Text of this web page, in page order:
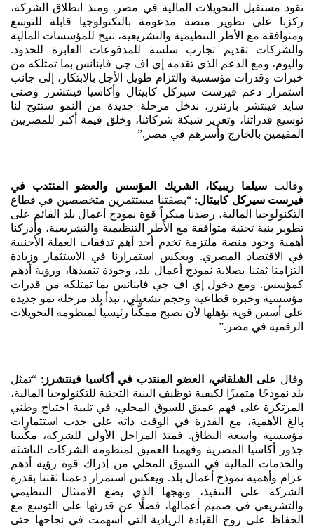
تقود مستقبل التحويلات المالية في مصر. ومنذ انطلاق الشركة،
ركزنا على تطوير منصة مدعومة بالتكنولوجيا قابلة للتوسع
ومتوافقة مع الأطر التنظيمية والتشريعية، تتيح للمؤسسات المالية
والشركات تقديم تجارب سلسة للمدفوعات العابرة للحدود.
واليوم، ومع الدعم الذي تقدمه إي اف چي فاينانس بما تمتلكه من
خبرات وقدرات مؤسسية والتزام طويل الأجل بالابتكار، إلى جانب
استمرار دعم فيرست سيركل كابيتال وأكاسيا فينتشرز وصني
سايد فينتشر بارتنرز، ندخل مرحلة جديدة من النمو ستتيح لنا
توسيع قدراتنا، وتعزيز شبكة شركائنا، وخلق قيمة أكبر للمصريين
المقيمين بالخارج وأسرهم في مصر.”
وقالتسيلما ريبيكا، الشريك المؤسس والعضو المنتدب في
فيرست سيركل كابيتال: “بصفتنا مستثمرين متخصصين في قطاع
التكنولوجيا المالية، رصدنا مبكراً قوة نموذج أعمال بلد القائم على
تطوير بنية تحتية متوافقة مع الأطر التنظيمية والتشريعية، وأدركنا
أهمية وجود منصة ملتزمة تخدم أحد أهم تدفقات العملة الأجنبية
في الاقتصاد المصري. ويعكس استمرارنا في الاستثمار وزيادة
التزامنا ثقتنا بصلابة نموذج أعمال بلد، وجودة تنفيذها، ورؤية أدهم
كمؤسس. ومع دخول إي اف چي فاينانس بما تمتلكه من قدرات
مؤسسية وخبرة قطاعية وحجم تشغيلي، تبدأ بلد مرحلة نمو جديدة
على أسس قوية تؤهلها لأن تصبح ممكّناً رئيسياً لمنظومة التحويلات
الرقمية في مصر.”
وقال على الشلقاني، العضو المنتدب في أكاسيا فينتشرز : “تمثل
بلد نموذجًا متميزًا لكيفية توظيف البنية التحتية للتكنولوجيا المالية،
المرتكزة على فهم عميق للسوق المحلي، في تلبية احتياج وطني
بالغ الأهمية، مع القدرة في الوقت ذاته على جذب استثمارات
مؤسسية واسعة النطاق. فمنذ المراحل الأولى للشركة، مكّنتنا
جذور أكاسيا المصرية وفهمنا العميق لمنظومة الشركات الناشئة
والخدمات المالية في السوق المحلي من إدراك قوة رؤية أدهم
عزام وأهمية نموذج أعمال بلد. ويعكس استمرار دعمنا ثقتنا بقدرة
الشركة على التنفيذ، ونهجها الذي يضع الامتثال التنظيمي
والتشريعي في صميم أعمالها، فضلًا عن قدرتها على التوسع مع
الحفاظ على روح القيادة الريادية التي أسهمت في نجاحها حتى